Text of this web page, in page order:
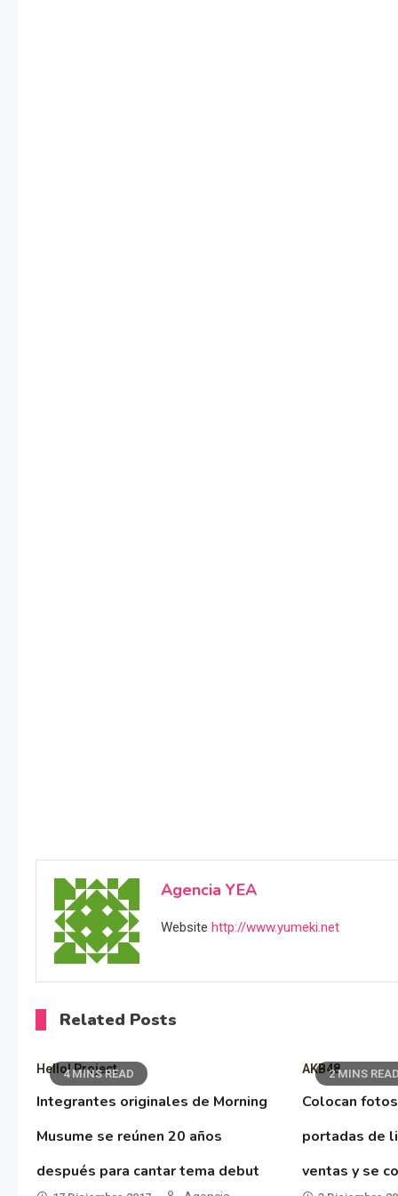
Agencia YEA
Website http://www.yumeki.net
Related Posts
4 MINS READ
Hello! Project
Integrantes originales de Morning
Musume se reúnen 20 años
después para cantar tema debut
2 MINS READ
AKB48
Colocan
portadas de
ventas y se